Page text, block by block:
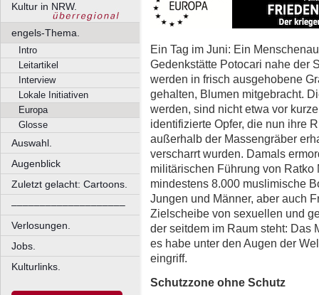
Kultur in NRW.
engels-Thema.
Intro
Leitartikel
Interview
Lokale Initiativen
Europa
Glosse
Auswahl.
Augenblick
Zuletzt gelacht: Cartoons.
––––––––––––––––––––
Verlosungen.
Jobs.
Kulturlinks.
Ein Tag im Juni: Ein
Gedenkstätte Potocari nahe der
werden in frisch ausgehobene
gehalten, Blumen mitgebracht.
werden, sind nicht etwa vor
identifizierte Opfer, die nun ihre
außerhalb der Massengräber
verscharrt wurden. Damals
militärischen Führung von
mindestens 8.000 muslimische
Jungen und Männer, aber auch
Zielscheibe von sexuellen und
der seitdem im Raum steht: Das
es habe unter den Augen der
eingriff.
Schutzzone ohne Schutz